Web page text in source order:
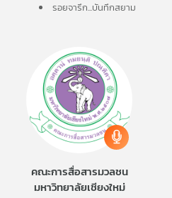
รอยจารึก...บันทึกสยาม
คณะการสื่อสารมวลชน
มหาวิทยาลัยเชียงใหม่